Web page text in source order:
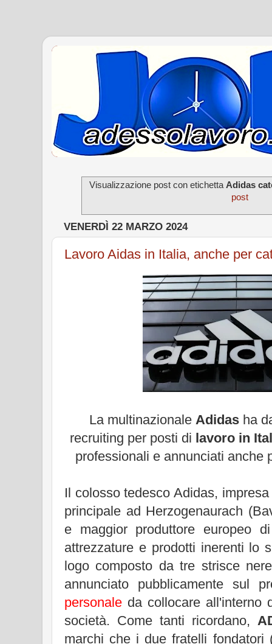
Visualizzazione post con etichettaAdidas
post
VENERDÌ 22 MARZO 2024
Lavoro Aidas in Italia, anche per
La multinazionaleAdidas ha
recruiting per posti di lavoro in
professionali e annunciati anche
Il colosso tedesco Adidas,
principale ad Herzogenaurach
e maggior produttore europeo
attrezzature e prodotti inerenti lo
logo composto da tre strisce
annunciato pubblicamente sul
personale da collocare all'interno
società. Come tanti ricordano,
marchi che i due fratelli fondatori